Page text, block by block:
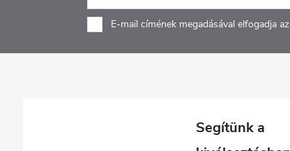
E-mail címének megadásával elfogadja az